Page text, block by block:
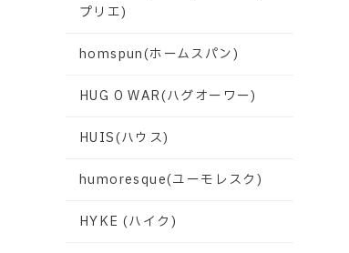
プリエ)
homspun(ホームスパン)
HUG O WAR(ハグオーワー)
HUIS(ハウス)
humoresque(ユーモレスク)
HYKE (ハイク)